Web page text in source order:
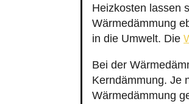
Wärmedämmung
in die Umwelt. Die
Kerndämmung. Je
Wärmedämmung
Heizkosten ist die